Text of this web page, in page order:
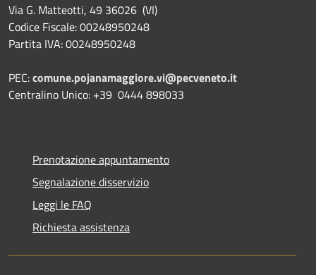
Via G. Matteotti, 49 36026 (VI)
Codice Fiscale: 00248950248
Partita IVA: 00248950248
PEC:comune.pojanamaggiore.vi@pecveneto.it
Centralino Unico: +39 0444 898033
Prenotazione appuntamento
Segnalazione disservizio
Leggi le FAQ
Richiesta assistenza